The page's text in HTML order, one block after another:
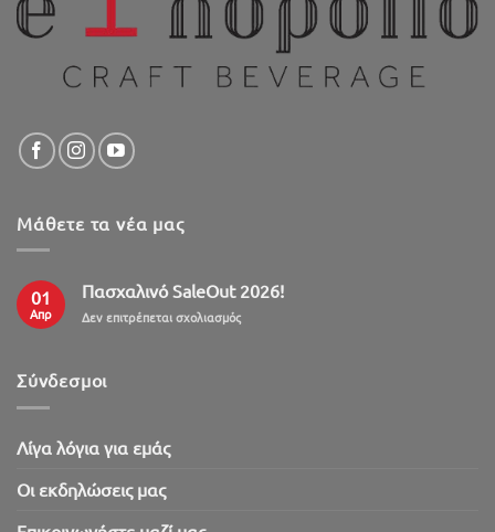
Μάθετε τα νέα μας
01
Απρ
Πασχαλινό SaleOut 2026!
Δεν επιτρέπεται σχολιασμόςστο
Σύνδεσμοι
Λίγα λόγια για εμάς
Oι εκδηλώσεις μας